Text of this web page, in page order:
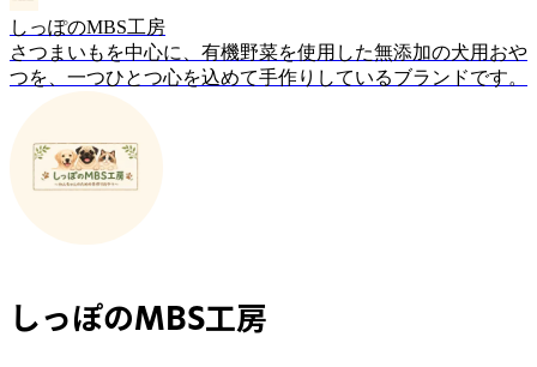
しっぽのMBS工房
さつまいもを中心に、有機野菜を使用した無添加の犬用おや
つを、一つひとつ心を込めて手作りしているブランドです。
しっぽのMBS工房